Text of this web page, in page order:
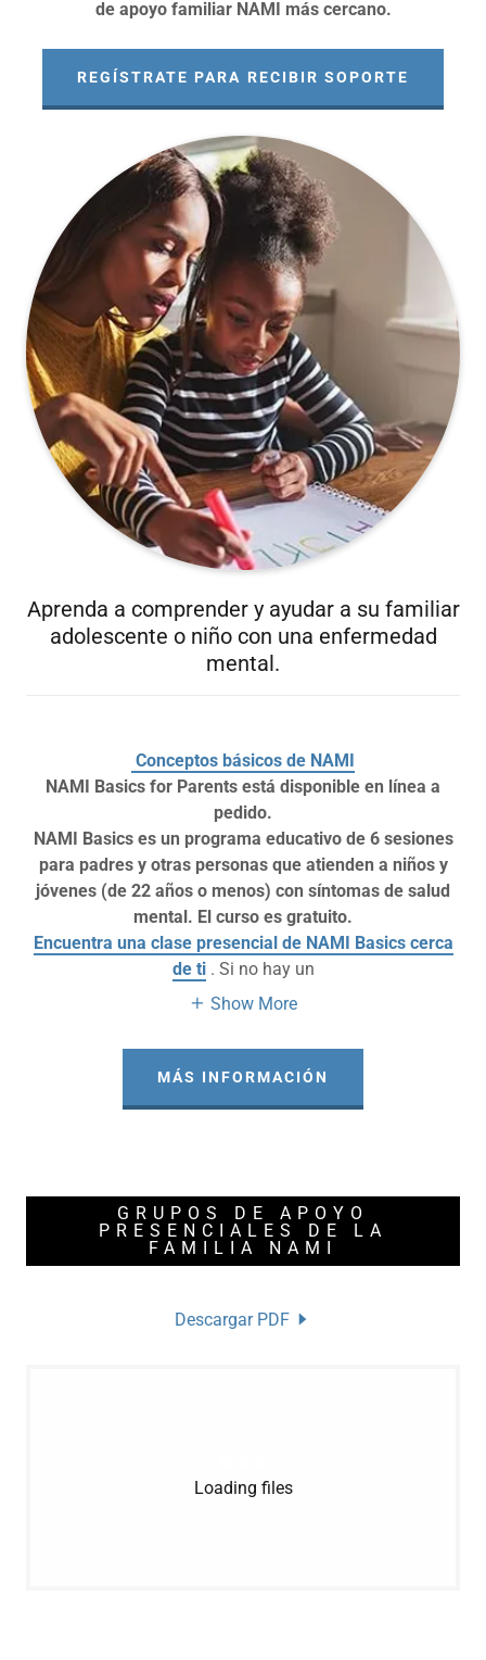
de apoyo familiar NAMI más cercano.
REGÍSTRATE PARA RECIBIR SOPORTE
Aprenda a comprender y ayudar a su familiar
adolescente o niño con una enfermedad
mental.
Conceptos básicos de NAMI
NAMI Basics for Parents está disponible en línea a
pedido.
NAMI Basics es un programa educativo de 6 sesiones
para padres y otras personas que atienden a niños y
jóvenes (de 22 años o menos) con síntomas de salud
mental. El curso es gratuito.
Encuentra una clase presencial de NAMI Basics cerca
de ti. Si no hay un
Show More
MÁS INFORMACIÓN
GRUPOS DE APOYO
PRESENCIALES DE LA
FAMILIA NAMI
Descargar PDF
Loading files